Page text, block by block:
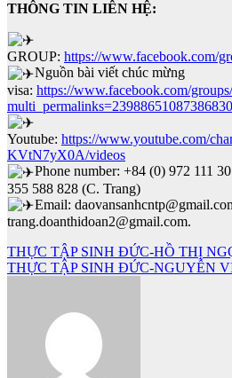
THÔNG TIN LIÊN HỆ:
GROUP: https://www.facebook.com/
Nguồn bài viết chúc mừng
visa: https://www.facebook.com/
Youtube: https://www.youtube.com/
KVtN7yX0A/videos
Phone number: +84 (0) 972 111
355 588 828 (C. Trang)
Email:
trang.doanthidoan2@gmail.com.
Điều
hướng
THỰC TẬP SINH ĐỨC-HỒ THỊ
THỰC TẬP SINH ĐỨC-NGUYỄN